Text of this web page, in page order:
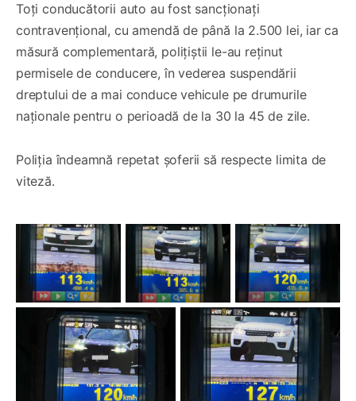
Toți conducătorii auto au fost sancționați
contravențional, cu amendă de până la 2.500 lei, iar ca
măsură complementară, polițiștii le-au reținut
permisele de conducere, în vederea suspendării
dreptului de a mai conduce vehicule pe drumurile
naționale pentru o perioadă de la 30 la 45 de zile.
Poliția îndeamnă repetat șoferii să respecte limita de
viteză.